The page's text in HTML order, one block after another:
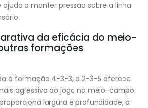
a manter pressão sobre a linha
da eficácia do meio-
formações
à formação 4-3-3, a 2-3-5 oferece
agressiva ao jogo no meio-campo.
largura e profundidade, a